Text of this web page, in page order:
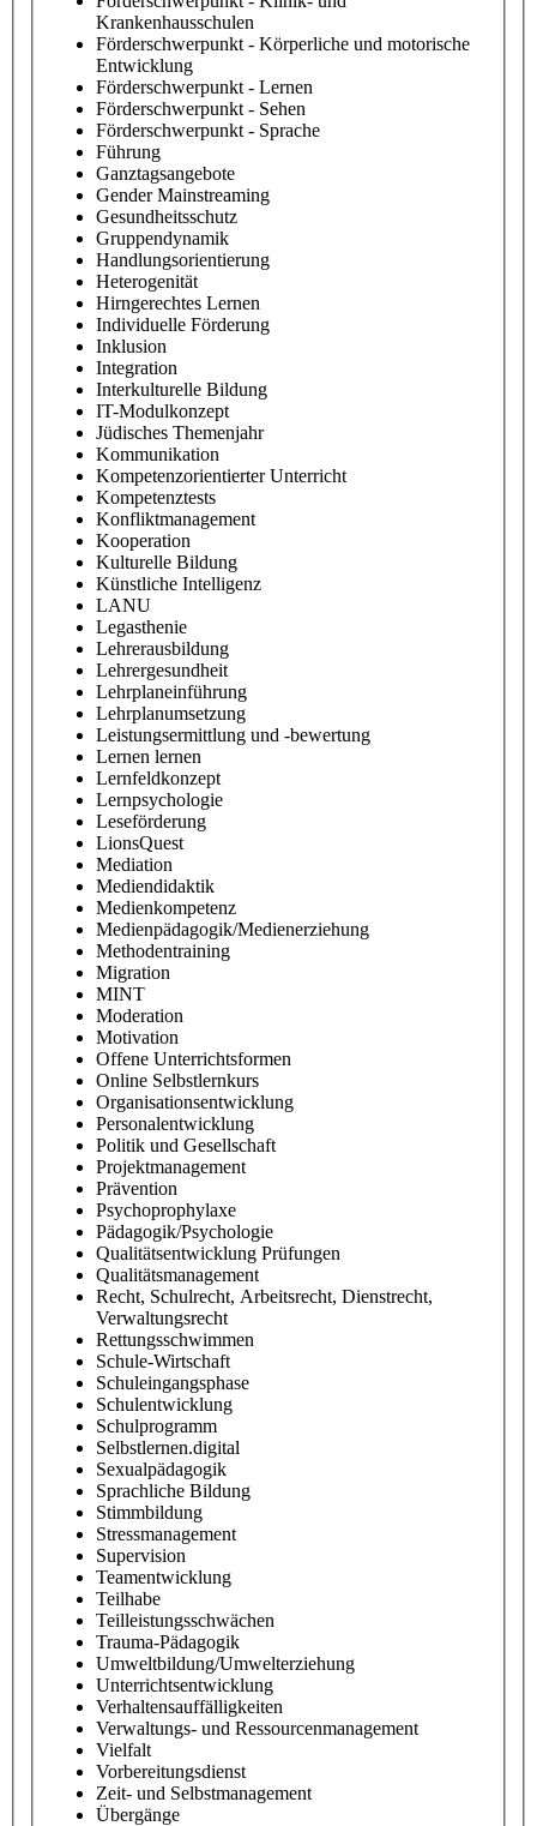
Krankenhausschulen
Förderschwerpunkt - Körperliche und motorische
Entwicklung
Förderschwerpunkt - Lernen
Förderschwerpunkt - Sehen
Förderschwerpunkt - Sprache
Führung
Ganztagsangebote
Gender Mainstreaming
Gesundheitsschutz
Gruppendynamik
Handlungsorientierung
Heterogenität
Hirngerechtes Lernen
Individuelle Förderung
Inklusion
Integration
Interkulturelle Bildung
IT-Modulkonzept
Jüdisches Themenjahr
Kommunikation
Kompetenzorientierter Unterricht
Kompetenztests
Konfliktmanagement
Kooperation
Kulturelle Bildung
Künstliche Intelligenz
LANU
Legasthenie
Lehrerausbildung
Lehrergesundheit
Lehrplaneinführung
Lehrplanumsetzung
Leistungsermittlung und -bewertung
Lernen lernen
Lernfeldkonzept
Lernpsychologie
Leseförderung
LionsQuest
Mediation
Mediendidaktik
Medienkompetenz
Medienpädagogik/Medienerziehung
Methodentraining
Migration
MINT
Moderation
Motivation
Offene Unterrichtsformen
Online Selbstlernkurs
Organisationsentwicklung
Personalentwicklung
Politik und Gesellschaft
Projektmanagement
Prävention
Psychoprophylaxe
Pädagogik/Psychologie
Qualitätsentwicklung Prüfungen
Qualitätsmanagement
Recht, Schulrecht, Arbeitsrecht, Dienstrecht,
Verwaltungsrecht
Rettungsschwimmen
Schule-Wirtschaft
Schuleingangsphase
Schulentwicklung
Schulprogramm
Selbstlernen.digital
Sexualpädagogik
Sprachliche Bildung
Stimmbildung
Stressmanagement
Supervision
Teamentwicklung
Teilhabe
Teilleistungsschwächen
Trauma-Pädagogik
Umweltbildung/Umwelterziehung
Unterrichtsentwicklung
Verhaltensauffälligkeiten
Verwaltungs- und Ressourcenmanagement
Vielfalt
Vorbereitungsdienst
Zeit- und Selbstmanagement
Übergänge